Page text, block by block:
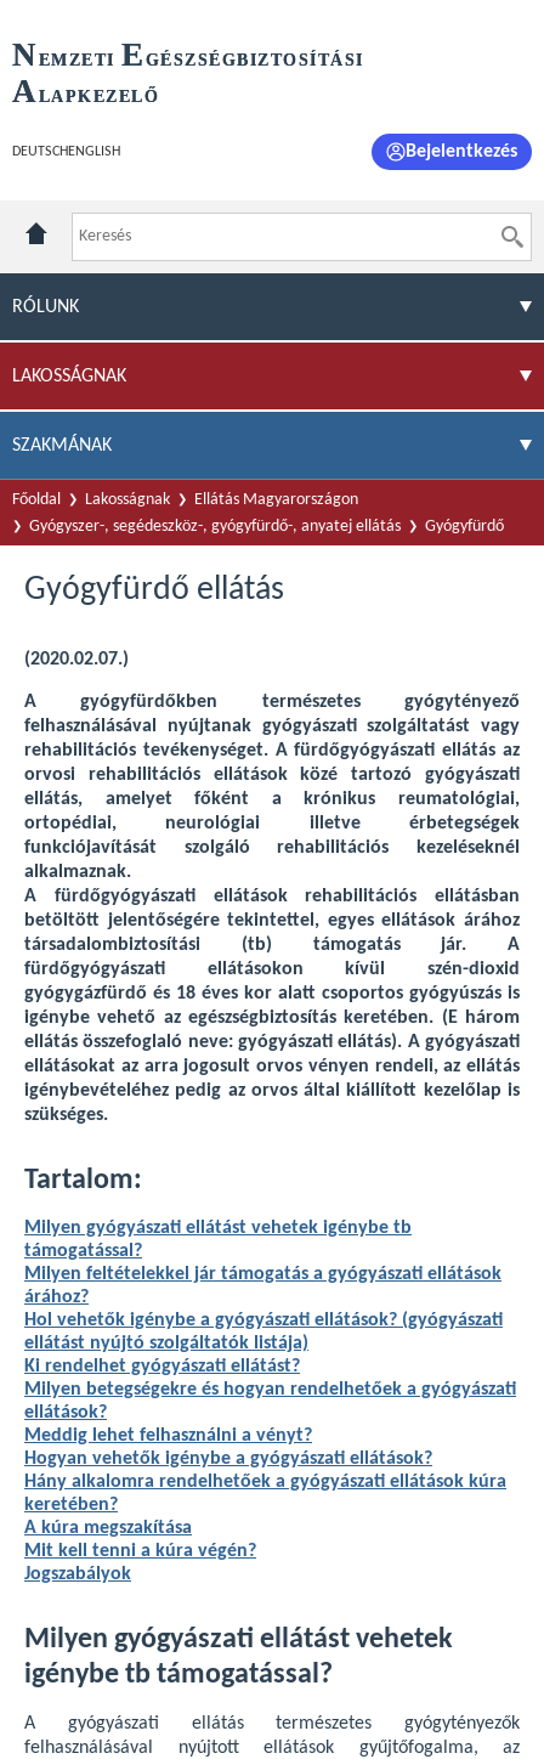
NEMZETI E GÉSZSÉGBIZTOSÍTÁSI
ALAPKEZELŐ
DEUTSCH ENGLISH Bejelentkezés
RÓLUNK
LAKOSSÁGNAK
SZAKMÁNAK
Főoldal Lakosságnak
Ellátás Magyarországon
Gyógyszer-, segédeszköz-, gyógyfürdő-, anyatej ellátás
Gyógyfürdő
Gyógyfürdő ellátás
(2020.02.07.)
A gyógyfürdőkben természetes gyógytényező
felhasználásával nyújtanak gyógyászati szolgáltatást vagy
rehabilitációs tevékenységet. A fürdőgyógyászati ellátás az
orvosi rehabilitációs ellátások közé tartozó gyógyászati
ellátás, amelyet főként a krónikus reumatológiai,
ortopédiai, neurológiai illetve érbetegségek
funkciójavítását szolgáló rehabilitációs kezeléseknél
alkalmaznak.
A fürdőgyógyászati ellátások rehabilitációs ellátásban
betöltött jelentőségére tekintettel, egyes ellátások árához
társadalombiztosítási (tb) támogatás jár. A
fürdőgyógyászati ellátásokon kívül szén-dioxid
gyógygázfürdő és 18 éves kor alatt csoportos gyógyúszás is
igénybe vehető az egészségbiztosítás keretében. (E három
ellátás összefoglaló neve: gyógyászati ellátás). A gyógyászati
ellátásokat az arra jogosult orvos vényen rendeli, az ellátás
igénybevételéhez pedig az orvos által kiállított kezelőlap is
szükséges.
Tartalom:
Milyen gyógyászati ellátást vehetek igénybe tb
támogatással?
Milyen feltételekkel jár támogatás a gyógyászati ellátások
árához?
Hol vehetők igénybe a gyógyászati ellátások? (gyógyászati
ellátást nyújtó szolgáltatók listája)
Ki rendelhet gyógyászati ellátást?
Milyen betegségekre és hogyan rendelhetőek a gyógyászati
ellátások?
Meddig lehet felhasználni a vényt?
Hogyan vehetők igénybe a gyógyászati ellátások?
Hány alkalomra rendelhetőek a gyógyászati ellátások kúra
keretében?
A kúra megszakítása
Mit kell tenni a kúra végén?
Jogszabályok
Milyen gyógyászati ellátást vehetek
igénybe tb támogatással?
A gyógyászati ellátás természetes gyógytényezők
felhasználásával nyújtott ellátások gyűjtőfogalma, az